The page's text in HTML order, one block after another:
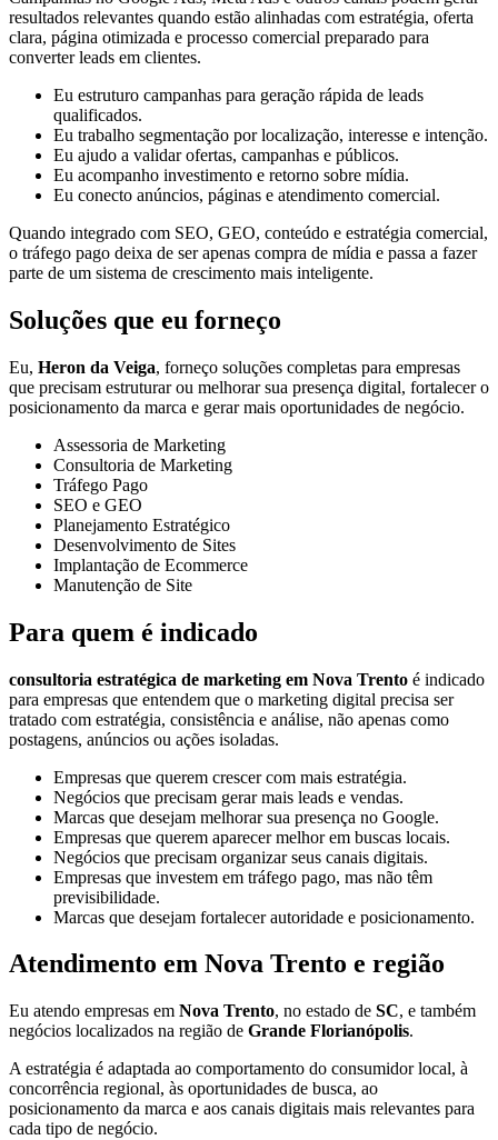
resultados relevantes quando estão alinhadas com estratégia, oferta
clara, página otimizada e processo comercial preparado para
converter leads em clientes.
Eu estruturo campanhas para geração rápida de leads
qualificados.
Eu trabalho segmentação por localização, interesse e intenção.
Eu ajudo a validar ofertas, campanhas e públicos.
Eu acompanho investimento e retorno sobre mídia.
Eu conecto anúncios, páginas e atendimento comercial.
Quando integrado com SEO, GEO, conteúdo e estratégia comercial,
o tráfego pago deixa de ser apenas compra de mídia e passa a fazer
parte de um sistema de crescimento mais inteligente.
Soluções que eu forneço
Eu, Heron da Veiga, forneço soluções completas para empresas
que precisam estruturar ou melhorar sua presença digital, fortalecer o
posicionamento da marca e gerar mais oportunidades de negócio.
Assessoria de Marketing
Consultoria de Marketing
Tráfego Pago
SEO e GEO
Planejamento Estratégico
Desenvolvimento de Sites
Implantação de Ecommerce
Manutenção de Site
Para quem é indicado
consultoria estratégica de marketing em Nova Trento é indicado
para empresas que entendem que o marketing digital precisa ser
tratado com estratégia, consistência e análise, não apenas como
postagens, anúncios ou ações isoladas.
Empresas que querem crescer com mais estratégia.
Negócios que precisam gerar mais leads e vendas.
Marcas que desejam melhorar sua presença no Google.
Empresas que querem aparecer melhor em buscas locais.
Negócios que precisam organizar seus canais digitais.
Empresas que investem em tráfego pago, mas não têm
previsibilidade.
Marcas que desejam fortalecer autoridade e posicionamento.
Atendimento em Nova Trento e região
Eu atendo empresas em Nova Trento, no estado de SC, e também
negócios localizados na região de Grande Florianópolis.
A estratégia é adaptada ao comportamento do consumidor local, à
concorrência regional, às oportunidades de busca, ao
posicionamento da marca e aos canais digitais mais relevantes para
cada tipo de negócio.